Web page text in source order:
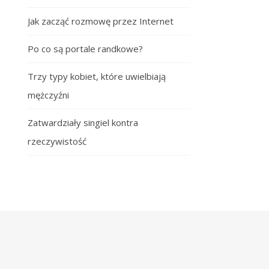
Jak zacząć rozmowę przez Internet
Po co są portale randkowe?
Trzy typy kobiet, które uwielbiają
mężczyźni
Zatwardziały singiel kontra
rzeczywistość